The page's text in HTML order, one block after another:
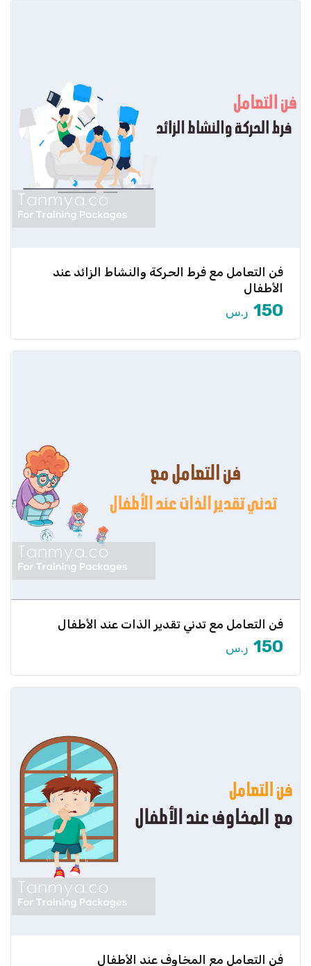
هل يعاني طفلك من صعوبة في التركيز أو فرط الحركة
الزائد؟ […]
عرض المزيد
فن التعامل مع فرط الحركة والنشاط الزائد عند
الأطفال
150 ر.س
هل يعاني طفلك من الخجل أو الشعور بعدم الثقة في
نفسه؟ […]
فن التعامل مع تدني تقدير الذات عند الأطفال
150 ر.س
هل يخاف طفلك من الظلام؟ هل يتجنب المواقف
فن التعامل مع المخاوف عند الأطفال